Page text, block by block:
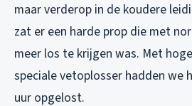
maar verderop in de koudere
zat er een harde prop die met
meer los te krijgen was. Met
speciale vetoplosser hadden we
uur opgelost.